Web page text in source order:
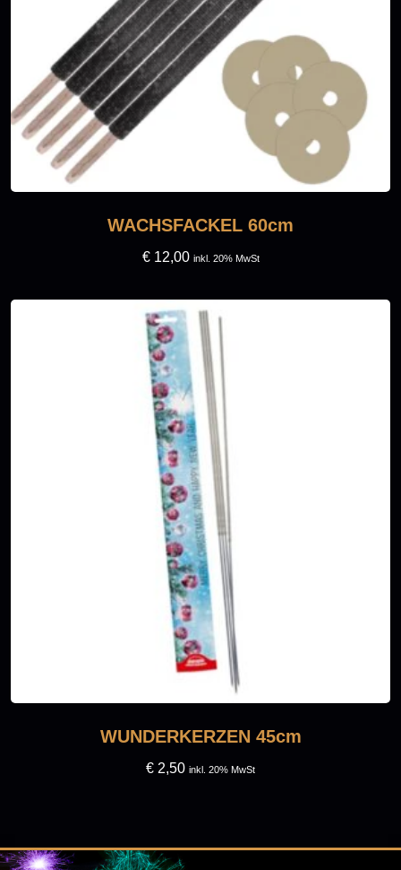
WACHSFACKEL 60cm
€12,00 inkl. 20% MwSt
WUNDERKERZEN 45cm
€ 2,50 inkl. 20% MwSt